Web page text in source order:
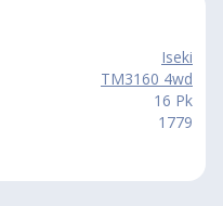
Iseki
TM3160 4wd
16 Pk
1779